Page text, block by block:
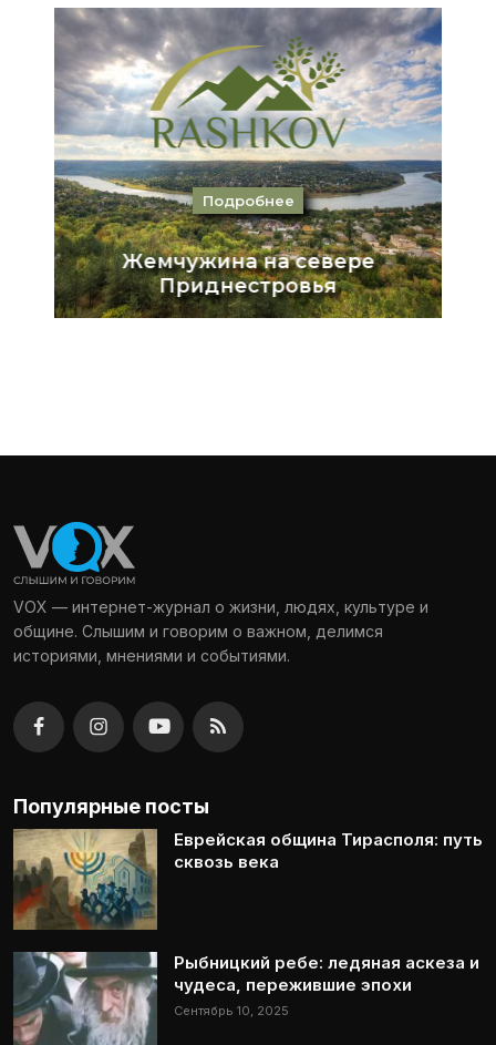
VOX — интернет-журнал о жизни, людях, культуре и
общине. Слышим и говорим о важном, делимся
историями, мнениями и событиями.
Популярные посты
Еврейская община Тирасполя: путь
сквозь века
Рыбницкий ребе: ледяная аскеза и
чудеса, пережившие эпохи
Сентябрь 10, 2025